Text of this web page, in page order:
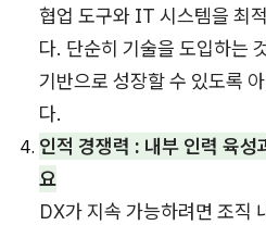
협업 도구와 IT 시스템을 최
다. 단순히 기술을 도입하는
기반으로 성장할 수 있도록
다.
인적 경쟁력 : 내부 인력 육성
요
DX가 지속 가능하려면 조직